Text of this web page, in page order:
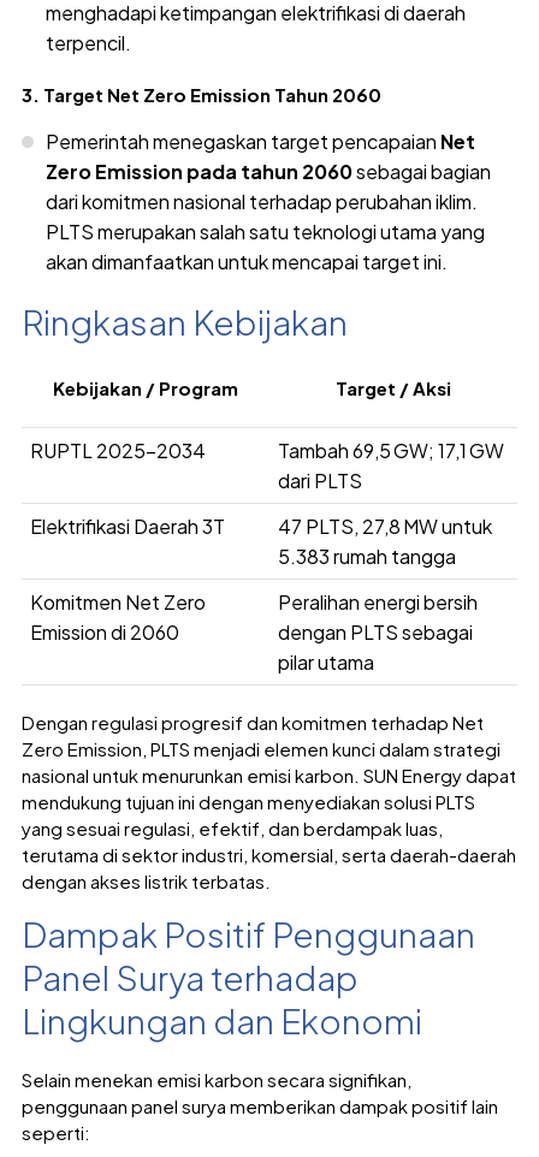
menghadapi ketimpangan elektrifikasi di daerah
terpencil.
3. Target Net Zero Emission Tahun 2060
Pemerintah menegaskan target pencapaian Net
Zero Emission pada tahun 2060sebagai bagian
dari komitmen nasional terhadap perubahan iklim.
PLTS merupakan salah satu teknologi utama yang
akan dimanfaatkan untuk mencapai target ini.
Ringkasan Kebijakan
Kebijakan / Program Target / Aksi
RUPTL 2025–2034
Tambah 69,5 GW; 17,1 GW
dari PLTS
Elektrifikasi Daerah 3T
47 PLTS, 27,8 MW untuk
5.383 rumah tangga
Komitmen Net Zero
Emission di 2060
Peralihan energi bersih
dengan PLTS sebagai
pilar utama
Dengan regulasi progresif dan komitmen terhadap Net
Zero Emission, PLTS menjadi elemen kunci dalam strategi
nasional untuk menurunkan emisi karbon. SUN Energy dapat
mendukung tujuan ini dengan menyediakan solusi PLTS
yang sesuai regulasi, efektif, dan berdampak luas,
terutama di sektor industri, komersial, serta daerah-daerah
dengan akses listrik terbatas.
Dampak Positif Penggunaan
Panel Surya terhadap
Lingkungan dan Ekonomi
Selain menekan emisi karbon secara signifikan,
penggunaan panel surya memberikan dampak positif lain
seperti: